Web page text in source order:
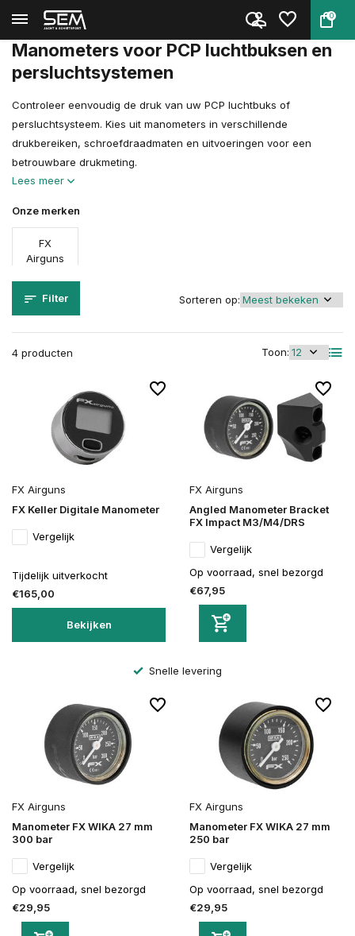
0
Terug Home Manometers
Manometers voor PCP luchtbuksen en
persluchtsystemen
Controleer eenvoudig de druk van uw PCP luchtbuks of
persluchtsysteem. Kies uit manometers in verschillende
drukbereiken, schroefdraadmaten en uitvoeringen voor een
betrouwbare drukmeting.
Lees meer
Onze merken
FX
Airguns
Filter
4 producten Toon:
Sorteren op:
FX Airguns
FX Keller Digitale Manometer
Vergelijk
Tijdelijk uitverkocht
€165,00
Bekijken
FX Airguns
Angled Manometer Bracket
FX Impact M3/M4/DRS
Vergelijk
Op voorraad, snel bezorgd
€67,95
Snelle levering
FX Airguns
Manometer FX WIKA 27 mm
300 bar
Vergelijk
Op voorraad, snel bezorgd
€29,95
FX Airguns
Manometer FX WIKA 27 mm
250 bar
Vergelijk
Op voorraad, snel bezorgd
€29,95